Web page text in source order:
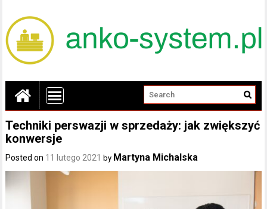
Techniki perswazji w sprzedaży: jak zwiększyć
konwersje
Posted on 11 lutego 2021 by Martyna Michalska